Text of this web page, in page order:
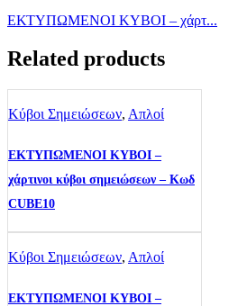
ΕΚΤΥΠΩΜΕΝΟΙ ΚΥΒΟΙ – χάρτ...
Related products
Κύβοι Σημειώσεων, Απλοί
ΕΚΤΥΠΩΜΕΝΟΙ ΚΥΒΟΙ –
χάρτινοι κύβοι σημειώσεων – Κωδ
CUBE10
Κύβοι Σημειώσεων, Απλοί
ΕΚΤΥΠΩΜΕΝΟΙ ΚΥΒΟΙ –